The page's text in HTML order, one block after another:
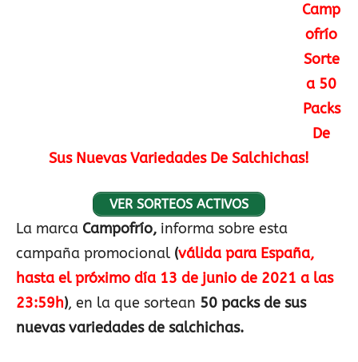
Camp
ofrío
Sorte
a 50
Packs
De
Sus Nuevas Variedades De Salchichas!
VER SORTEOS ACTIVOS
La marca Campofrío, informa sobre esta
campaña promocional (válida para España,
hasta el próximo día 13 de junio de 2021 a las
23:59h), en la que sortean 50 packs de sus
nuevas variedades de salchichas.